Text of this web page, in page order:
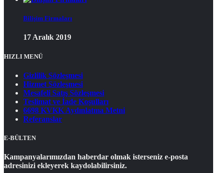
Bilişim Firmaları
17 Aralık 2019
HIZLI MENÜ
Gizlilik Sözleşmesi
Hizmet Sözleşmesi
Mesafeli Satış Sözleşmesi
Teslimat ve İade Koşulları
6698 KVKK Aydınlatma Metni
Referanslar
E-BÜLTEN
Kampanyalarımızdan haberdar olmak isterseniz e-posta
adresinizi ekleyerek kaydolabilirsiniz.